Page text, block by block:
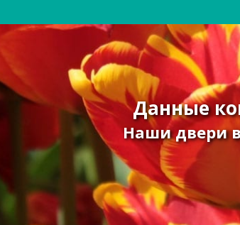
Данные
Наши двери